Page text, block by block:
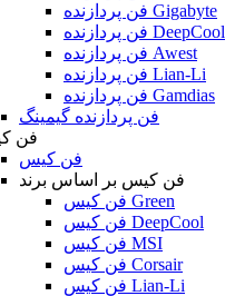
فن پردازنده Gigabyte
فن پردازنده DeepCool
فن پردازنده Awest
فن پردازنده Lian-Li
فن پردازنده Gamdias
فن پردازنده گیمینگ
فن
فن کیس
فن کیس بر اساس برند
فن کیس Green
فن کیس DeepCool
فن کیس MSI
فن کیس Corsair
فن کیس Lian-Li